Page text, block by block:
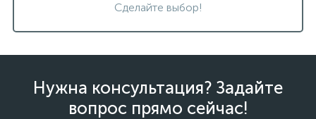
Сделайте выбор!
Нужна консультация? Задайте
вопрос прямо сейчас!